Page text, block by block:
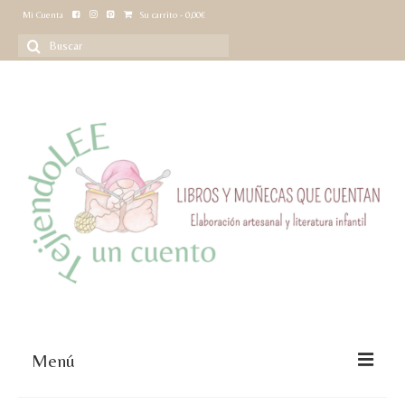
Mi Cuenta Su carrito - 0,00€
Buscar
por:
Menú